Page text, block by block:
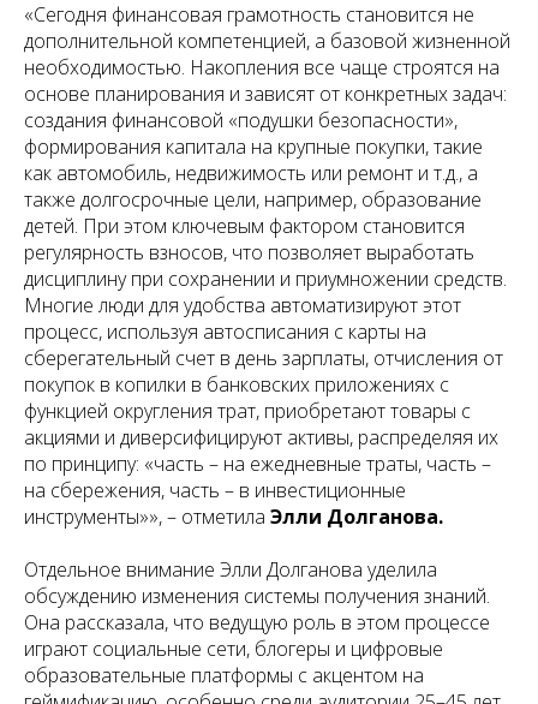
«Сегодня финансовая грамотность становится не
дополнительной компетенцией, а базовой жизненной
необходимостью. Накопления все чаще строятся на
основе планирования и зависят от конкретных задач:
создания финансовой «подушки безопасности»,
формирования капитала на крупные покупки, такие
как автомобиль, недвижимость или ремонт и т.д., а
также долгосрочные цели, например, образование
детей. При этом ключевым фактором становится
регулярность взносов, что позволяет выработать
дисциплину при сохранении и приумножении средств.
Многие люди для удобства автоматизируют этот
процесс, используя автосписания с карты на
сберегательный счет в день зарплаты, отчисления от
покупок в копилки в банковских приложениях с
функцией округления трат, приобретают товары с
акциями и диверсифицируют активы, распределяя их
по принципу: «часть – на ежедневные траты, часть –
на сбережения, часть – в инвестиционные
инструменты»», – отметила Элли Долганова.
Отдельное внимание Элли Долганова уделила
обсуждению изменения системы получения знаний.
Она рассказала, что ведущую роль в этом процессе
играют социальные сети, блогеры и цифровые
образовательные платформы с акцентом на